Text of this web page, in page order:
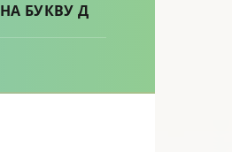
НА БУКВУ Д